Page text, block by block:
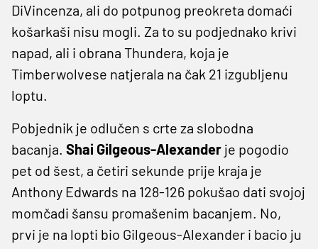
DiVincenza, ali do potpunog preokreta domaći
košarkaši nisu mogli. Za to su podjednako krivi
napad, ali i obrana Thundera, koja je
Timberwolvese natjerala na čak 21 izgubljenu
loptu.
Pobjednik je odlučen s crte za slobodna
bacanja. Shai Gilgeous-Alexander je pogodio
pet od šest, a četiri sekunde prije kraja je
Anthony Edwards na 128-126 pokušao dati svojoj
momčadi šansu promašenim bacanjem. No,
prvi je na lopti bio Gilgeous-Alexander i bacio ju